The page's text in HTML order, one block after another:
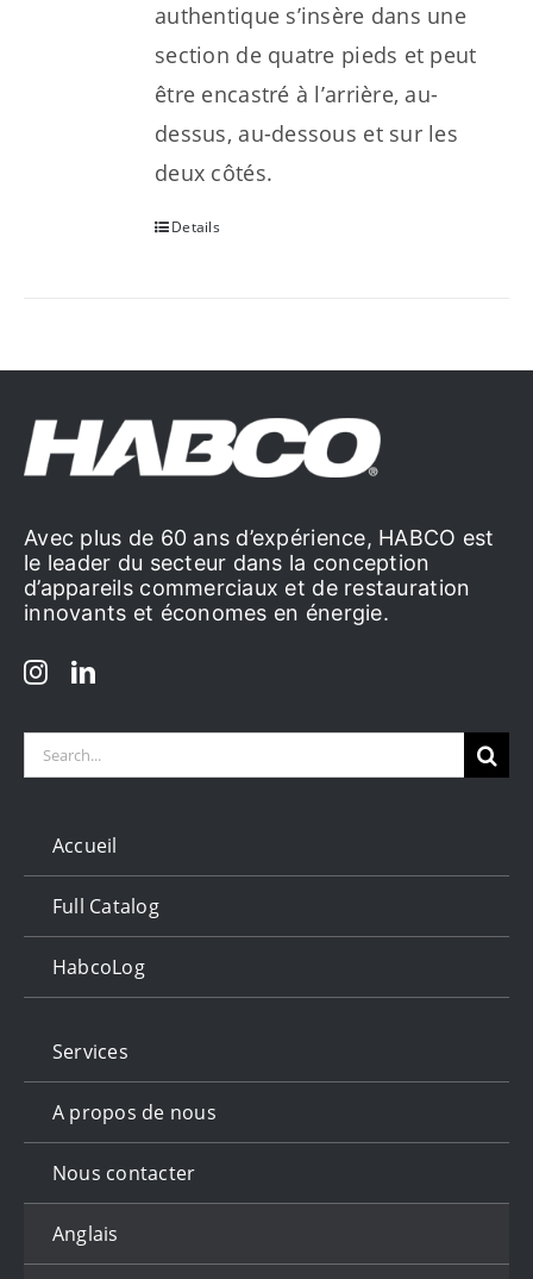
authentique s’insère dans une
section de quatre pieds et peut
être encastré à l’arrière, au-
dessus, au-dessous et sur les
deux côtés.
Details
Avec plus de 60 ans d’expérience, HABCO est
le leader du secteur dans la conception
d’appareils commerciaux et de restauration
innovants et économes en énergie.
Search
Accueil
Full Catalog
HabcoLog
Services
A propos de nous
Nous contacter
Anglais